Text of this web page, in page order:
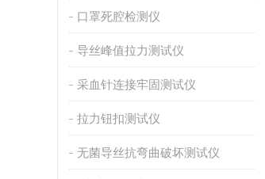
口罩死腔检测仪
导丝峰值拉力测试仪
采血针连接牢固测试仪
拉力钮扣测试仪
无菌导丝抗弯曲破坏测试仪